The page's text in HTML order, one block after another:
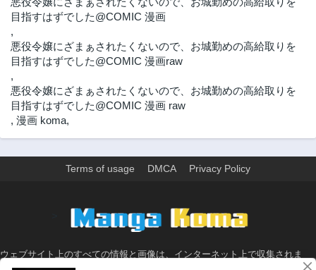
目指すはずでした@COMIC 漫画
,
悪役令嬢にざまぁされたくないので、お城勤めの高給取りを
目指すはずでした@COMIC 漫画raw
,
悪役令嬢にざまぁされたくないので、お城勤めの高給取りを
目指すはずでした@COMIC 漫画 raw
, 漫画 koma,
Terms of usage DMCA Privacy Policy
ウェブサイト上のすべての情報と画像は、インターネット上で収集されま